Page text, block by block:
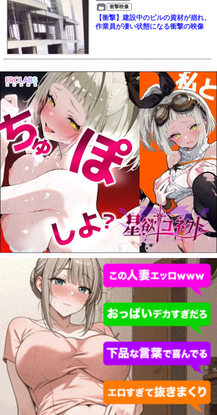
衝撃映像
【衝撃】建設中のビルの資材が崩れ、
作業員が凄い状態になる衝撃の映像